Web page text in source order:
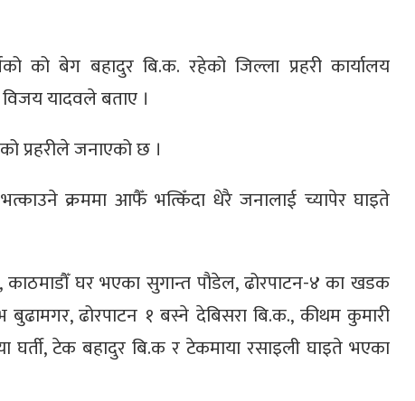
को बेग बहादुर बि.क. रहेको जिल्ला प्रहरी कार्यालय
यादवले बताए ।
प्रहरीले जनाएको छ ।
क्रममा आफैँ भत्किँदा धेरै जनालाई च्यापेर घाइते
घर भएका सुगान्त पौडेल, ढोरपाटन-४ का खडक
बुढामगर, ढोरपाटन १ बस्ने देबिसरा बि.क., कीथम कुमारी
टेक बहादुर बि.क र टेकमाया रसाइली घाइते भएका